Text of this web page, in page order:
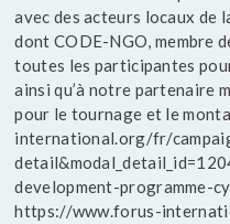
avec des acteurs locaux de
dont CODE-NGO, membre
toutes les participantes
ainsi qu’à notre partenaire
pour le tournage et le
international.org/fr/
development-programme-
https://www.forus-